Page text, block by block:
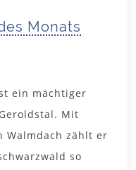
Monats
ein mächtiger
Mit
Walmdach zählt er
so